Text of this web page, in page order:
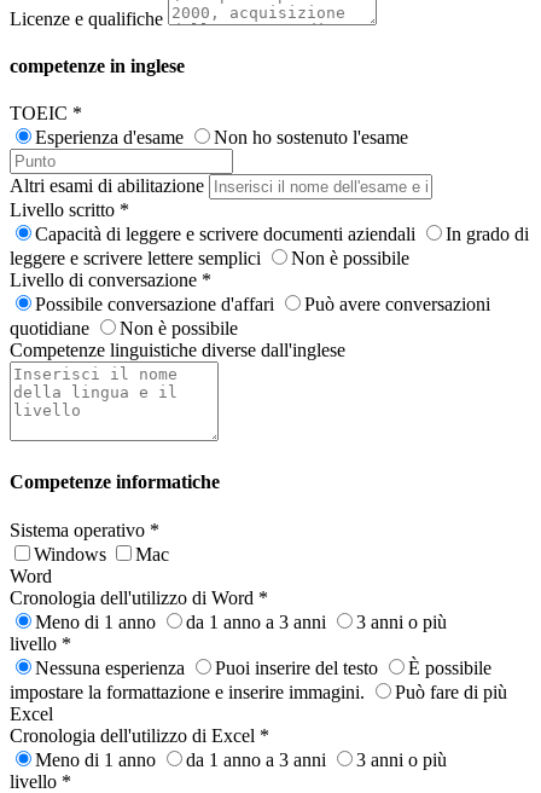
Licenze e qualifiche
competenze in inglese
TOEIC *
Esperienza d'esame
Non ho sostenuto l'esame
Altri esami di abilitazione
Livello scritto *
Capacità di leggere e scrivere documenti aziendali
In grado di
leggere e scrivere lettere semplici
Non è possibile
Livello di conversazione *
Possibile conversazione d'affari
Può avere conversazioni
quotidiane
Non è possibile
Competenze linguistiche diverse dall'inglese
Competenze informatiche
Sistema operativo *
Windows
Mac
Word
Cronologia dell'utilizzo di Word *
Meno di 1 anno
da 1 anno a 3 anni
3 anni o più
livello *
Nessuna esperienza
Puoi inserire del testo
È possibile
impostare la formattazione e inserire immagini.
Può fare di più
Excel
Cronologia dell'utilizzo di Excel *
Meno di 1 anno
da 1 anno a 3 anni
3 anni o più
livello *